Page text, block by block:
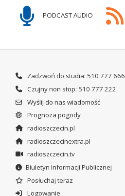
PODCAST AUDIO
Zadzwoń do studia: 510 777 666
Czujny non stop: 510 777 222
Wyślij do nas wiadomość
Prognoza pogody
radioszczecin.pl
radioszczecinextra.pl
radioszczecin.tv
Biuletyn Informacji Publicznej
Posłuchaj teraz
Logowanie